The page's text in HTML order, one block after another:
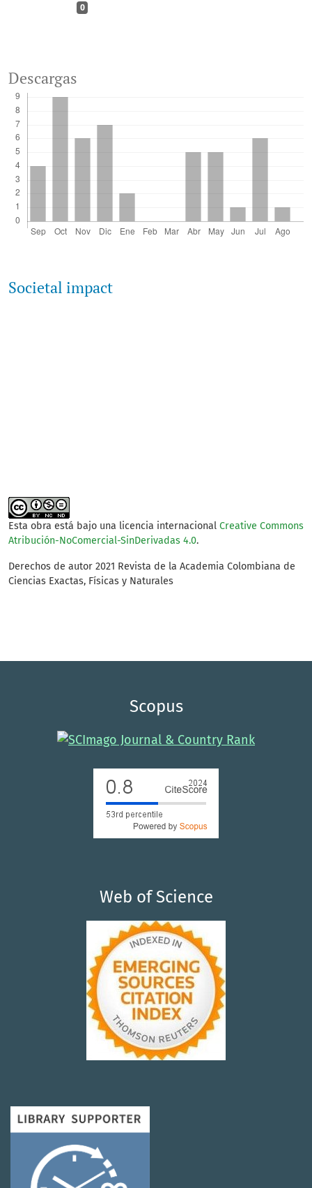
0
Descargas
Societal impact
Esta obra está bajo una licencia internacional Creative Commons
Atribución-NoComercial-SinDerivadas 4.0.
Derechos de autor 2021 Revista de la Academia Colombiana de
Ciencias Exactas, Físicas y Naturales
Scopus
Web of Science